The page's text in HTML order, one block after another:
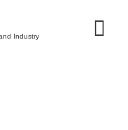
Industry